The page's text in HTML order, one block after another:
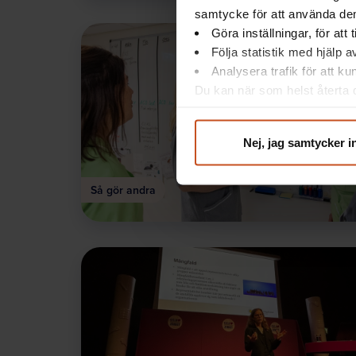
samtycke för att använda
Göra inställningar, för att
Följa statistik med hjälp
Analysera trafik för att
Du kan när som helst återta
Nej, jag samtycker
Så gör andra